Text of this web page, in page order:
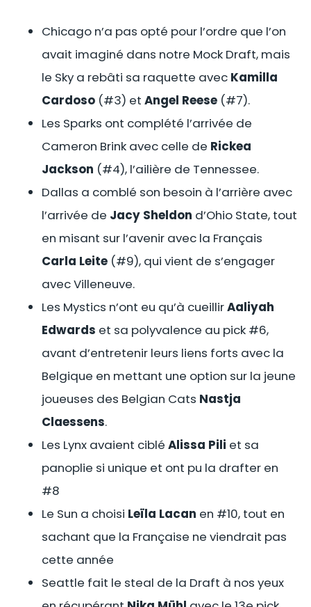
Chicago n’a pas opté pour l’ordre que l’on
avait imaginé dans notre Mock Draft, mais
le Sky a rebâti sa raquette avec Kamilla
Cardoso (#3) et Angel Reese (#7).
Les Sparks ont complété l’arrivée de
Cameron Brink avec celle de Rickea
Jackson (#4), l’ailière de Tennessee.
Dallas a comblé son besoin à l’arrière avec
l’arrivée de Jacy Sheldon d’Ohio State, tout
en misant sur l’avenir avec la Français
Carla Leite (#9), qui vient de s’engager
avec Villeneuve.
Les Mystics n’ont eu qu’à cueillirAaliyah
Edwards et sa polyvalence au pick #6,
avant d’entretenir leurs liens forts avec la
Belgique en mettant une option sur la jeune
joueuses des Belgian Cats Nastja
Claessens.
Les Lynx avaient ciblé Alissa Pili et sa
panoplie si unique et ont pu la drafter en
#8
Le Sun a choisi Leïla Lacan en #10, tout en
sachant que la Française ne viendrait pas
cette année
Seattle fait le steal de la Draft à nos yeux